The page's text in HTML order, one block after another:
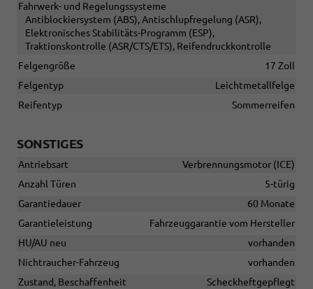
Fahrwerk- und Regelungssysteme
Antiblockiersystem (ABS), Antischlupfregelung (ASR),
Elektronisches Stabilitäts-Programm (ESP),
Traktionskontrolle (ASR/CTS/ETS), Reifendruckkontrolle
Felgengröße
17 Zoll
Felgentyp
Leichtmetallfelge
Reifentyp
Sommerreifen
SONSTIGES
Antriebsart
Verbrennungsmotor (ICE)
Anzahl Türen
5-türig
Garantiedauer
60 Monate
Garantieleistung
Fahrzeuggarantie vom Hersteller
HU/AU neu
vorhanden
Nichtraucher-Fahrzeug
vorhanden
Zustand, Beschaffenheit
Scheckheftgepflegt